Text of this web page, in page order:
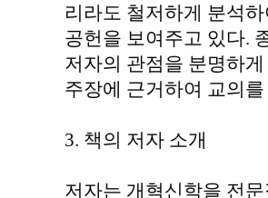
리라도 철저하게 분석
공헌을 보여주고 있다.
저자의 관점을 분명하
주장에 근거하여 교의
3. 책의 저자 소개
저자는 개혁신학을 전